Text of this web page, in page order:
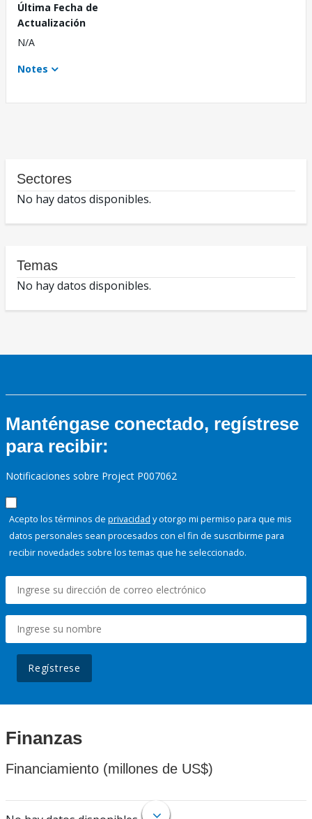
Última Fecha de
Actualización
N/A
Notes
Sectores
No hay datos disponibles.
Temas
No hay datos disponibles.
Manténgase conectado, regístrese
para recibir:
Notificaciones sobre Project P007062
Acepto los términos de privacidad y otorgo mi permiso para que mis
datos personales sean procesados con el fin de suscribirme para
recibir novedades sobre los temas que he seleccionado.
Regístrese
Finanzas
Financiamiento (millones de US$)